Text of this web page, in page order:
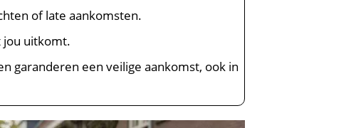
of late aankomsten.
jou uitkomt.
garanderen een veilige aankomst, ook in